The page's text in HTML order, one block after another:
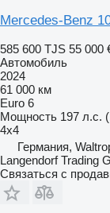
Mercedes-Benz
585 600 TJS 55 000
Автомобиль
2024
61 000 км
Euro 6
Мощность 197 л.с.
4x4
Германия,
Langendorf Trading
Связаться с